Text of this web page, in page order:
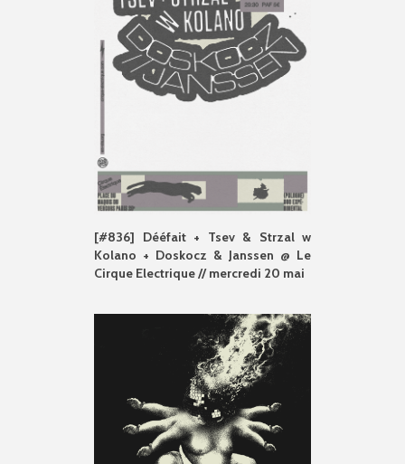
[#836] Dééfait + Tsev & Strzal w
Kolano + Doskocz & Janssen @ Le
Cirque Electrique // mercredi 20 mai